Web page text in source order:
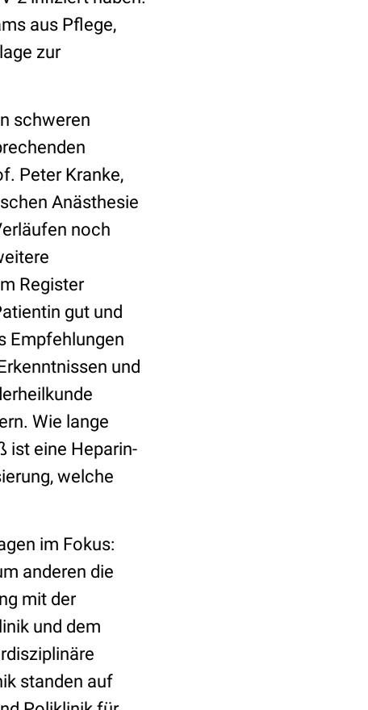
aus Pflege,
zur
schweren
Peter Kranke,
Anästhesie
noch
Register
gut und
Empfehlungen
und
Wie lange
ist eine Heparin-
welche
im Fokus:
anderen die
mit der
und dem
standen auf